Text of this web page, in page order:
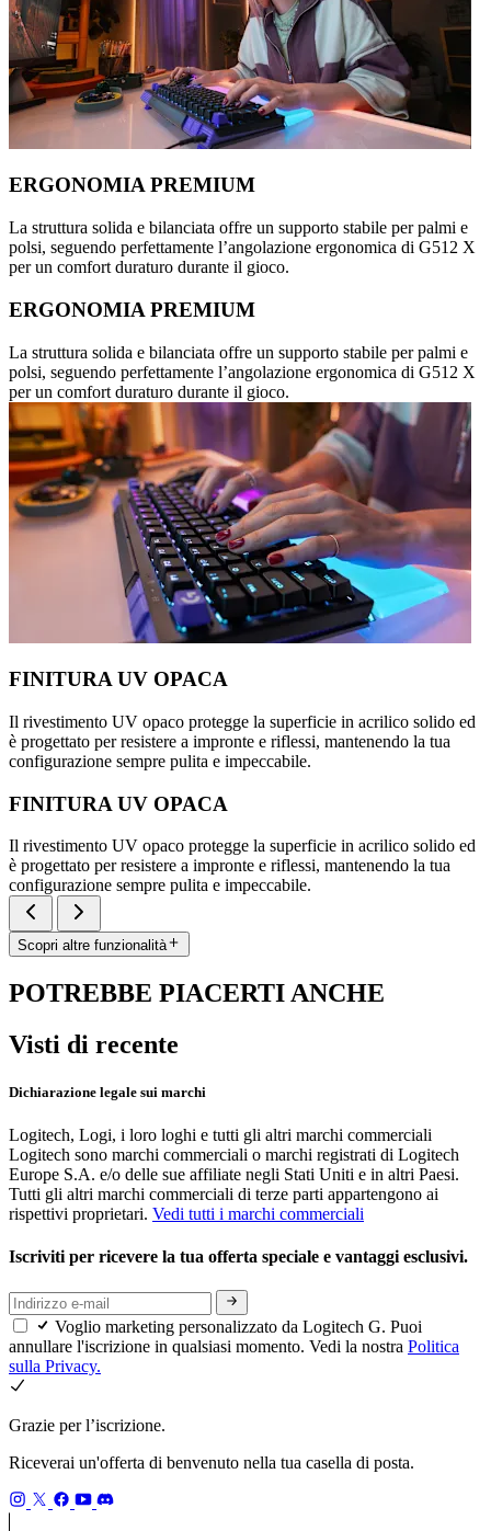
ERGONOMIA PREMIUM
La struttura solida e bilanciata offre un supporto stabile per palmi e
polsi, seguendo perfettamente l’angolazione ergonomica di G512 X
per un comfort duraturo durante il gioco.
ERGONOMIA PREMIUM
La struttura solida e bilanciata offre un supporto stabile per palmi e
polsi, seguendo perfettamente l’angolazione ergonomica di G512 X
per un comfort duraturo durante il gioco.
FINITURA UV OPACA
Il rivestimento UV opaco protegge la superficie in acrilico solido ed
è progettato per resistere a impronte e riflessi, mantenendo la tua
configurazione sempre pulita e impeccabile.
FINITURA UV OPACA
Il rivestimento UV opaco protegge la superficie in acrilico solido ed
è progettato per resistere a impronte e riflessi, mantenendo la tua
configurazione sempre pulita e impeccabile.
Scopri altre funzionalità
POTREBBE PIACERTI ANCHE
Visti di recente
Dichiarazione legale sui marchi
Logitech, Logi, i loro loghi e tutti gli altri marchi commerciali
Logitech sono marchi commerciali o marchi registrati di Logitech
Europe S.A. e/o delle sue affiliate negli Stati Uniti e in altri Paesi.
Tutti gli altri marchi commerciali di terze parti appartengono ai
rispettivi proprietari. Vedi tutti i marchi commerciali
Iscriviti per ricevere la tua offerta speciale e vantaggi esclusivi.
Voglio marketing personalizzato da Logitech G. Puoi
annullare l'iscrizione in qualsiasi momento. Vedi la nostra Politica
sulla Privacy.
Grazie per l’iscrizione.
Riceverai un'offerta di benvenuto nella tua casella di posta.